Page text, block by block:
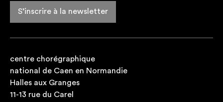
S’inscrire à la newsletter
centre chorégraphique
national de Caen en Normandie
Halles aux Granges
11-13 rue du Carel